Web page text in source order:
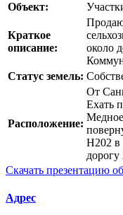
Объект:
Краткое
описание:
около
Статус земель:
Расположение:
От
Ехать
Н202 в
Скачать презентацию
Адрес